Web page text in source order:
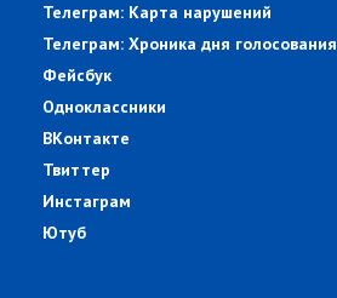
Телеграм: Карта нарушений
Телеграм: Хроника дня голосования
Фейсбук
Одноклассники
ВКонтакте
Твиттер
Инстаграм
Ютуб